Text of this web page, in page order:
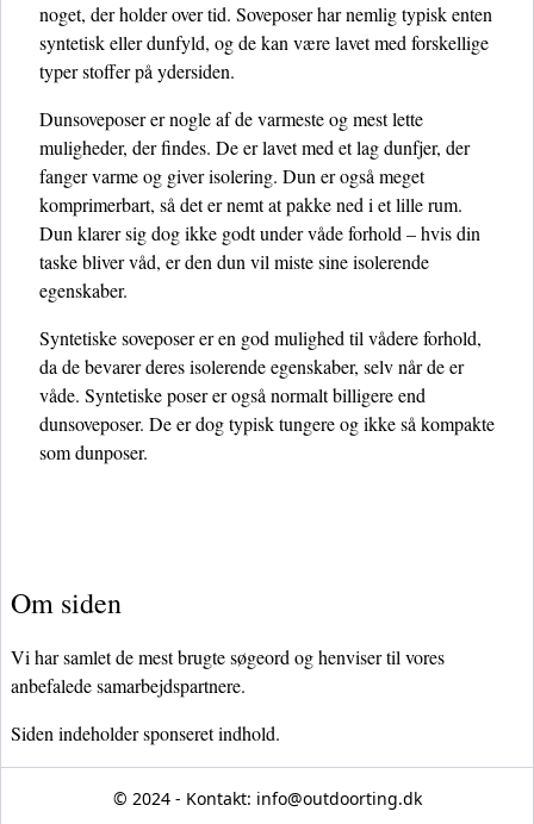
noget, der holder over tid. Soveposer har nemlig typisk enten
syntetisk eller dunfyld, og de kan være lavet med forskellige
typer stoffer på ydersiden.
Dunsoveposer er nogle af de varmeste og mest lette
muligheder, der findes. De er lavet med et lag dunfjer, der
fanger varme og giver isolering. Dun er også meget
komprimerbart, så det er nemt at pakke ned i et lille rum.
Dun klarer sig dog ikke godt under våde forhold – hvis din
taske bliver våd, er den dun vil miste sine isolerende
egenskaber.
Syntetiske soveposer er en god mulighed til vådere forhold,
da de bevarer deres isolerende egenskaber, selv når de er
våde. Syntetiske poser er også normalt billigere end
dunsoveposer. De er dog typisk tungere og ikke så kompakte
som dunposer.
Om siden
Vi har samlet de mest brugte søgeord og henviser til vores
anbefalede samarbejdspartnere.
Siden indeholder sponseret indhold.
© 2024 - Kontakt: info@outdoorting.dk